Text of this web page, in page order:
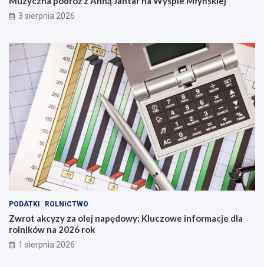
3 sierpnia 2026
PODATKI ROLNICTWO
Zwrot akcyzy za olej napędowy: Kluczowe informacje dla
rolników na 2026 rok
1 sierpnia 2026